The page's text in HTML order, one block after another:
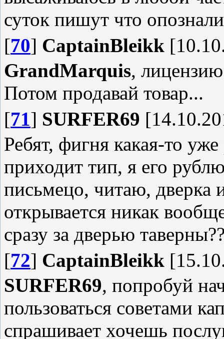
суток пишут что
[70] CaptainBleikk
GrandMarquis,
Потом продавай товар...
[71] SURFER69
Ребят, фигня какая-то
приходит тип, я его
письмецо, читаю, дверка
открывается никак
сразу за дверью
[72] CaptainBleikk
SURFER69, попробуй
пользоваться советами
спрашивает хочешь